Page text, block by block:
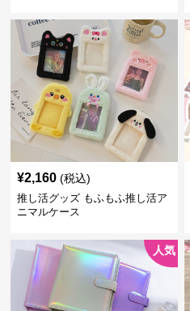
¥2,160 (税込)
推し活グッズ もふもふ推し活ア
ニマルケース
人気